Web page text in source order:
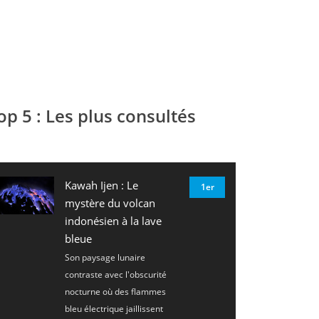
5 : Les plus consultés
Kawah Ijen : Le
mystère du volcan
indonésien à la lave
bleue
Son paysage lunaire
contraste avec l'obscurité
nocturne où des flammes
bleu électrique jaillissent
1er